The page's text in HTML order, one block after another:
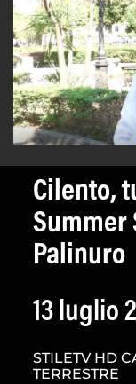
Cilento,
Summer
Palinuro
13 luglio
STILETV HD
TERRESTRE